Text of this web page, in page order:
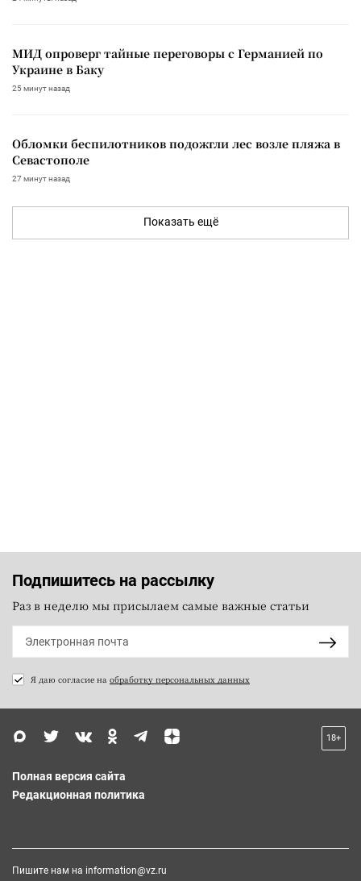
МИД опроверг тайные переговоры с Германией по
Украине в Баку
25 минут назад
Обломки беспилотников подожгли лес возле пляжа в
Севастополе
27 минут назад
Показать ещё
Подпишитесь на рассылку
Раз в неделю мы присылаем самые важные статьи
Я даю согласие на обработку персональных данных
18+
Полная версия сайта
Редакционная политика
Пишите нам на information@vz.ru